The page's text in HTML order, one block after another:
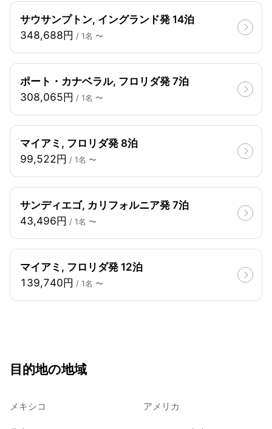
サウサンプトン, イングランド発 14泊
348,688円 / 1名 〜
ポート・カナベラル, フロリダ発 7泊
308,065円 / 1名 〜
マイアミ, フロリダ発 8泊
99,522円 / 1名 〜
サンディエゴ, カリフォルニア発 7泊
43,496円 / 1名 〜
マイアミ, フロリダ発 12泊
139,740円 / 1名 〜
目的地の地域
メキシコ アメリカ